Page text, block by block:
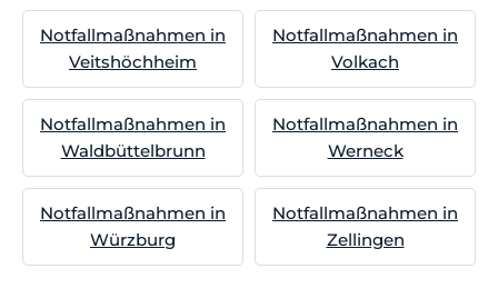
Notfallmaßnahmen in
Veitshöchheim
Notfallmaßnahmen in
Volkach
Notfallmaßnahmen in
Waldbüttelbrunn
Notfallmaßnahmen in
Werneck
Notfallmaßnahmen in
Würzburg
Notfallmaßnahmen in
Zellingen